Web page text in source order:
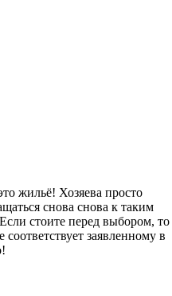
жильё! Хозяева просто
снова снова к таким
стоите перед выбором, то
заявленному в